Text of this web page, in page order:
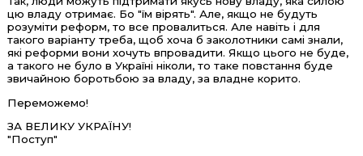
цю владу отримає. Бо "їм вірять". Але, якщо не будуть
розуміти реформ, то все провалиться. Але навіть і для
такого варіанту треба, щоб хоча б заколотники самі знали,
які реформи вони хочуть впровадити. Якщо цього не буде,
а такого не було в Україні ніколи, то таке повстання буде
звичайною боротьбою за владу, за владне корито.
Переможемо!
ЗА ВЕЛИКУ УКРАЇНУ!
"Поступ"